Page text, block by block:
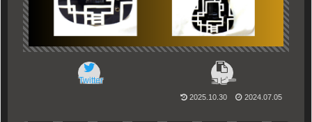
Twitter コピー
2025.10.30 2024.07.05